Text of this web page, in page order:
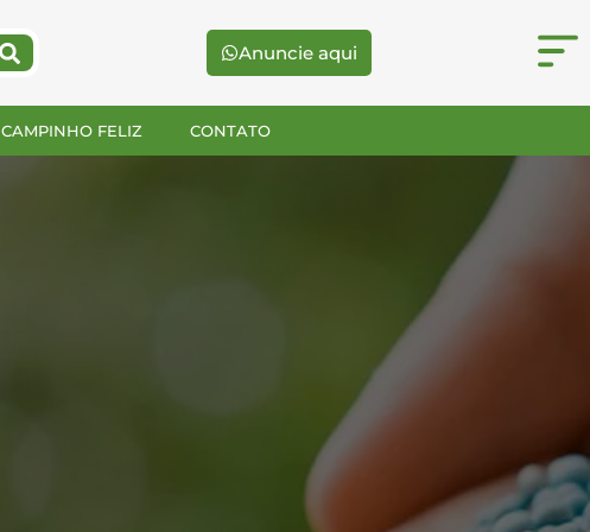
Anuncie aqui
CAMPINHO FELIZ CONTATO